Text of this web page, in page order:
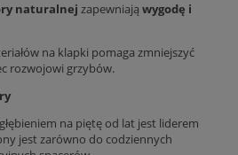
naturalnej zapewniają wygodę i
na klapki pomaga zmniejszyć
rozwojowi grzybów.
na piętę od lat jest liderem
jest zarówno do codziennych